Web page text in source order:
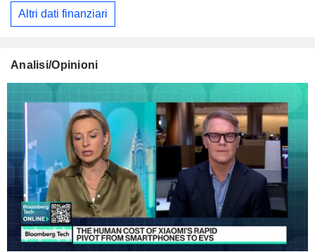
Altri dati finanziari
Analisi/Opinioni